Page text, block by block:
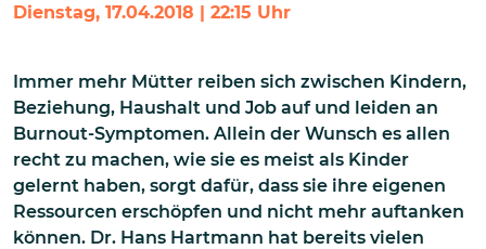
Dienstag, 17.04.2018 | 22:15 Uhr
Immer mehr Mütter reiben sich zwischen Kindern,
Beziehung, Haushalt und Job auf und leiden an
Burnout-Symptomen. Allein der Wunsch es allen
recht zu machen, wie sie es meist als Kinder
gelernt haben, sorgt dafür, dass sie ihre eigenen
Ressourcen erschöpfen und nicht mehr auftanken
können. Dr. Hans Hartmann hat bereits vielen